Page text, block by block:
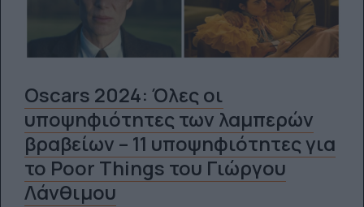
Oscars 2024: Όλες οι
υποψηφιότητες των λαμπερών
βραβείων – 11 υποψηφιότητες για
το Poor Things του Γιώργου
Λάνθιμου